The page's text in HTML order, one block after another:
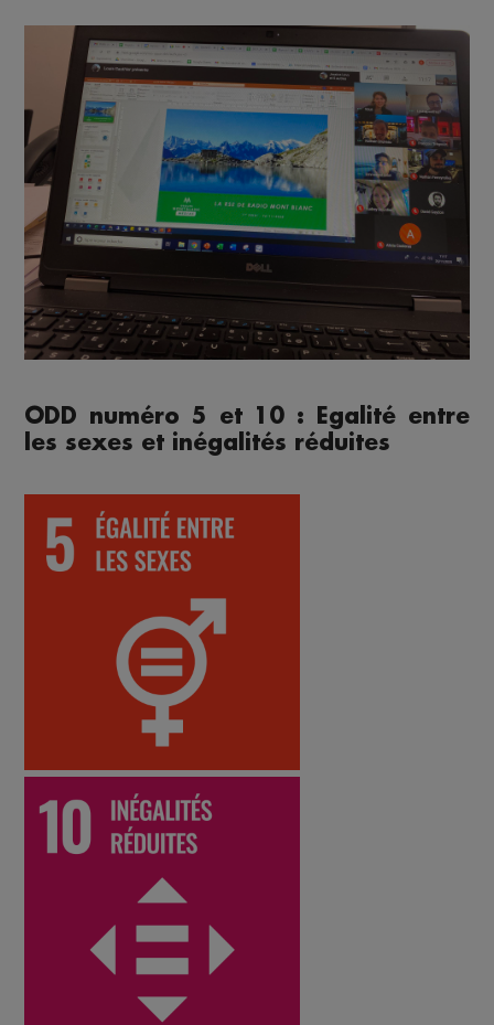
ODD numéro 5 et 10 : Egalité entre
les sexes et inégalités réduites